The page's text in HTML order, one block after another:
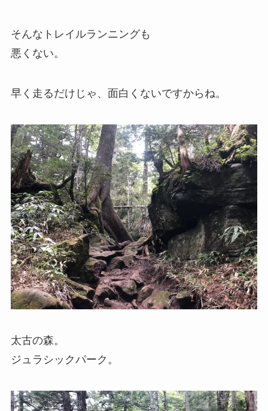
そんなトレイルランニングも
悪くない。
早く走るだけじゃ、面白くないですからね。
太古の森。
ジュラシックパーク。